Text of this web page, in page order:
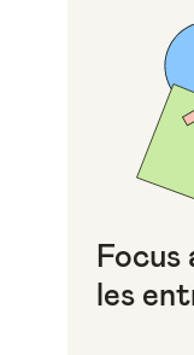
Focus
les